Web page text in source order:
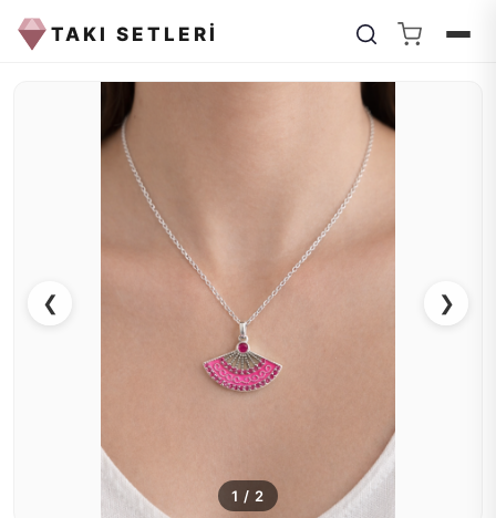
TAKI SETLERİ
❮ ❯
1 / 2